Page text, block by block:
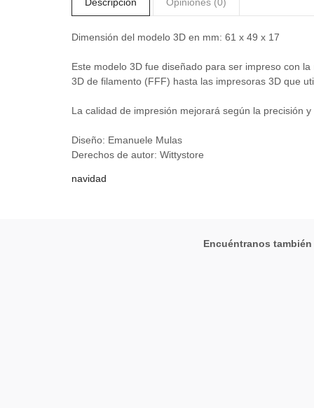
Dimensión del modelo 3D en mm: 61 x 49 x 17
Este modelo 3D fue diseñado para ser impreso con
3D de filamento (FFF) hasta las impresoras 3D que
La calidad de impresión mejorará según la precisión
Diseño: Emanuele Mulas
Derechos de autor: Wittystore
navidad
Encuéntranos